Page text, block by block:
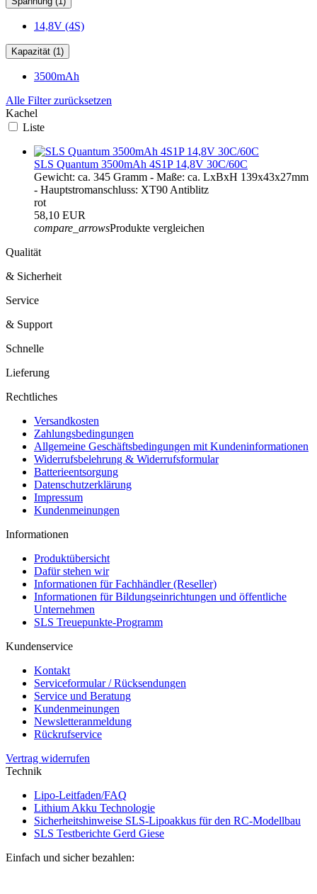
14,8V (4S)
Kapazität (1)
3500mAh
Alle Filter zurücksetzen
Kachel
Liste
SLS Quantum 3500mAh 4S1P 14,8V 30C/60C
Gewicht: ca. 345 Gramm - Maße: ca. LxBxH 139x43x27mm
- Hauptstromanschluss: XT90 Antiblitz
rot
58,10 EUR
compare_arrowsProdukte vergleichen
Qualität
& Sicherheit
Service
& Support
Schnelle
Lieferung
Rechtliches
Versandkosten
Zahlungsbedingungen
Allgemeine Geschäftsbedingungen mit Kundeninformationen
Widerrufsbelehrung & Widerrufsformular
Batterieentsorgung
Datenschutzerklärung
Impressum
Kundenmeinungen
Informationen
Produktübersicht
Dafür stehen wir
Informationen für Fachhändler (Reseller)
Informationen für Bildungseinrichtungen und öffentliche
Unternehmen
SLS Treuepunkte-Programm
Kundenservice
Kontakt
Serviceformular / Rücksendungen
Service und Beratung
Kundenmeinungen
Newsletteranmeldung
Rückrufservice
Vertrag widerrufen
Technik
Lipo-Leitfaden/FAQ
Lithium Akku Technologie
Sicherheitshinweise SLS-Lipoakkus für den RC-Modellbau
SLS Testberichte Gerd Giese
Einfach und sicher bezahlen: